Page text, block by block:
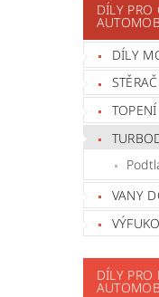
DÍLY PRO
DÍLY
TOPENÍ
VANY
DÍLY PRO